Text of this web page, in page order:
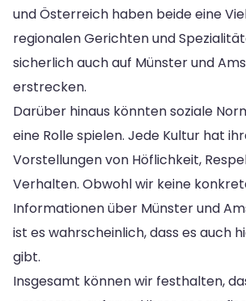
und Österreich haben beide eine
regionalen Gerichten und
sicherlich auch auf Münster und
erstrecken.
Darüber hinaus könnten soziale
eine Rolle spielen. Jede Kultur hat
Vorstellungen von Höflichkeit,
Verhalten. Obwohl wir keine
Informationen über Münster und
ist es wahrscheinlich, dass es auch
gibt.
Insgesamt können wir festhalten,